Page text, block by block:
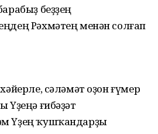
беҙҙең
Рәхмәтең менән солғап
сәләмәт оҙон ғүмер
Үҙеңә ғибәҙәт
Үҙең ҡушҡандарҙы